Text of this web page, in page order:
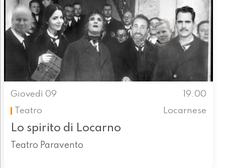
Giovedì 09
19.00
Teatro
Locarnese
Lo spirito di Locarno
Teatro Paravento